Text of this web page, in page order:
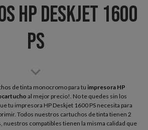
HP Deskjet 1600
PS
de tinta monocromo para tu impresora HP
al mejor precio!. No te quedes sin los
tu impresora HP Deskjet 1600 PS necesita para
Todos nuestros cartuchos de tinta tienen 2
nuestros compatibles tienen la misma calidad que